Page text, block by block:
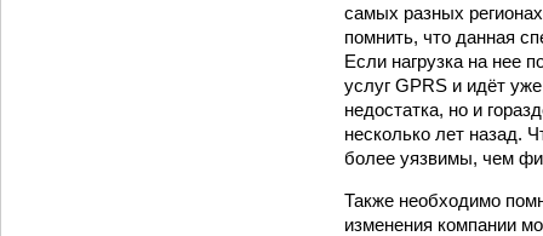
самых разных
помнить, что данная
Если нагрузка на нее
услуг GPRS и идёт
недостатка, но и
несколько лет назад.
более уязвимы, чем
Также необходимо
изменения компании